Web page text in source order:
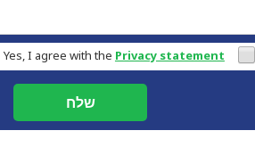
Yes, I agree with the Privacy statement
שלח